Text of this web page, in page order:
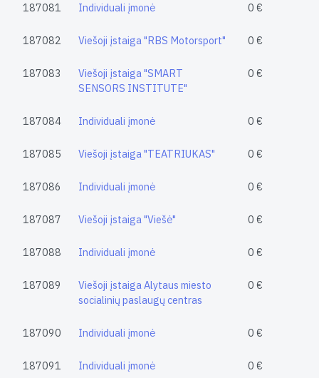
187081 Individuali įmonė 0 €
187082 Viešoji įstaiga "RBS Motorsport" 0 €
187083
Viešoji įstaiga "SMART
SENSORS INSTITUTE"
0 €
187084 Individuali įmonė 0 €
187085 Viešoji įstaiga "TEATRIUKAS" 0 €
187086 Individuali įmonė 0 €
187087 Viešoji įstaiga "Viešė" 0 €
187088 Individuali įmonė 0 €
187089
Viešoji įstaiga Alytaus miesto
socialinių paslaugų centras
0 €
187090 Individuali įmonė 0 €
187091 Individuali įmonė 0 €